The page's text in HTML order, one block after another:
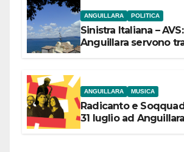
ANGUILLARA POLITICA
Sinistra Italiana –
Anguillara servono
ANGUILLARA MUSICA
Radicanto e
31 luglio ad Anguillara